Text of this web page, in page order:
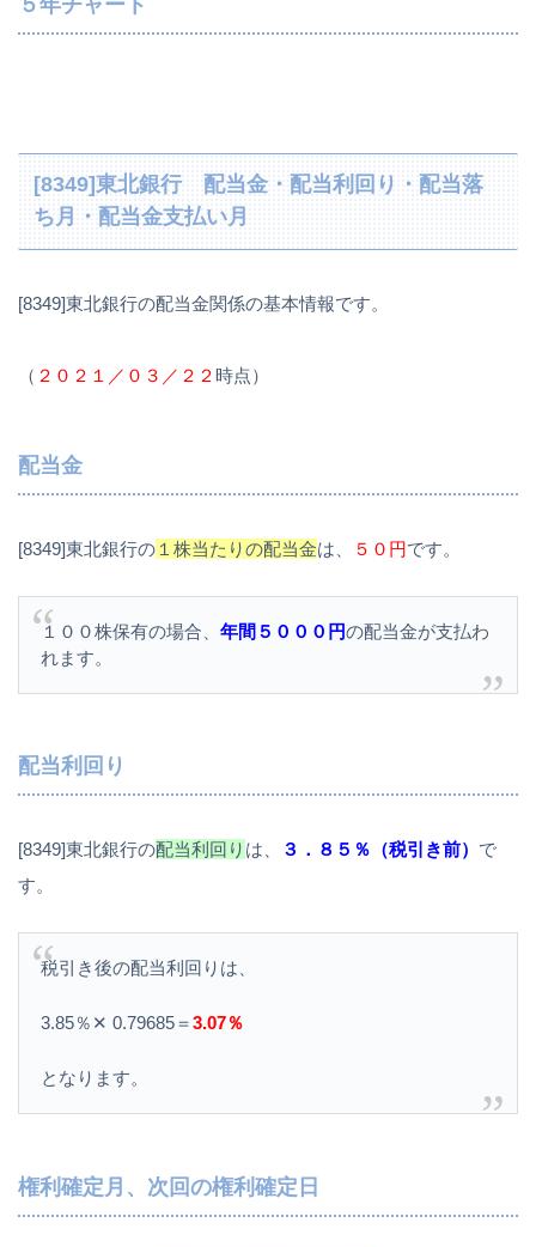
５年チャート
[8349]東北銀行 配当金・配当利回り・配当落
ち月・配当金支払い月
[8349]東北銀行の配当金関係の基本情報です。
（ ２０２１／０３／２２時点）
配当金
[8349]東北銀行の １株当たりの配当金は、 ５０円です。
１００株保有の場合、 年間５０００円の配当金が支払わ
れます。
配当利回り
[8349]東北銀行の配当利回り は、 ３．８５％（税引き前） で
す。
税引き後の配当利回りは、
3.85％✕ 0.79685＝3.07％
となります。
権利確定月、次回の権利確定日